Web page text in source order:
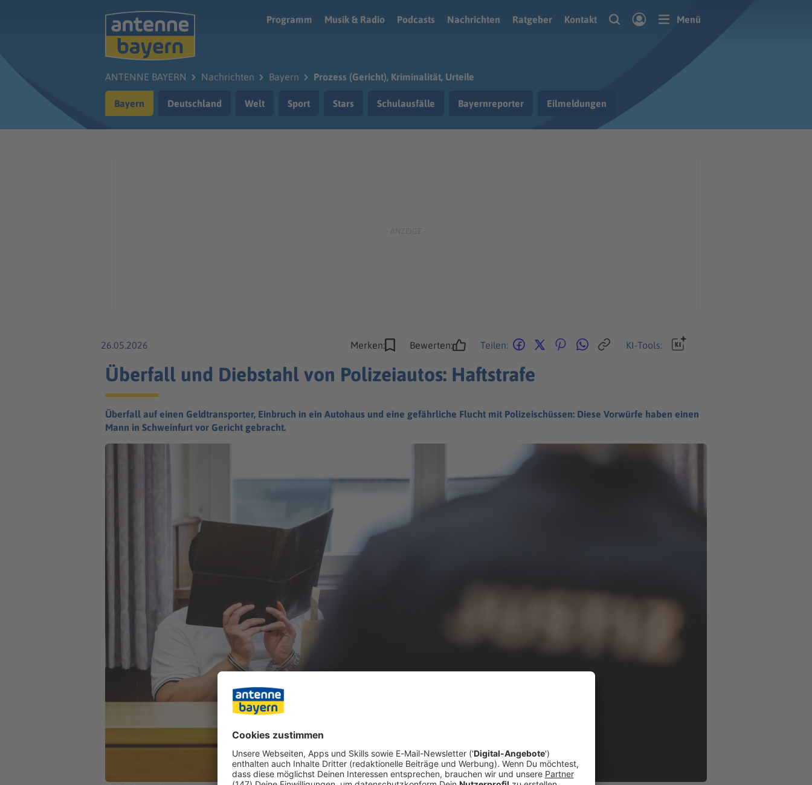
Programm
Musik & Radio Podcasts Nachrichten Ratgeber Kontakt Menü
ANTENNE BAYERN Nachrichten Bayern Prozess (Gericht), Kriminalität, Urteile
Bayern Deutschland Welt Sport Stars Schulausfälle Bayernreporter Eilmeldungen
26.05.2026 Merken: Bewerten: Teilen: KI-Tools:
Überfall und Diebstahl von Polizeiautos: Haftstrafe
Überfall auf einen Geldtransporter, Einbruch in ein Autohaus und eine gefährliche Flucht mit Polizeischüssen: Diese Vorwürfe haben einen
Mann in Schweinfurt vor Gericht gebracht.